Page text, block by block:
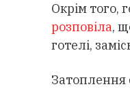
Окрім того,
розповіла,
готелі,
Затоплення